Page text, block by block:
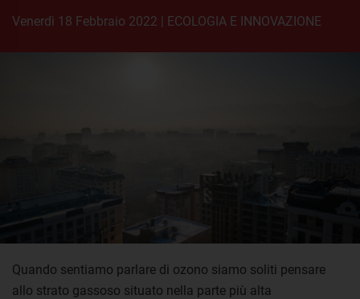
venerdì 18 Febbraio 2022 | ECOLOGIA E INNOVAZIONE
Quando sentiamo parlare di ozono siamo soliti pensare
allo strato gassoso situato nella parte più alta